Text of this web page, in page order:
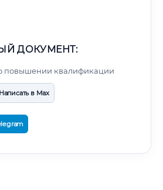
ДОКУМЕНТ:
повышении квалификации
Написать в Max